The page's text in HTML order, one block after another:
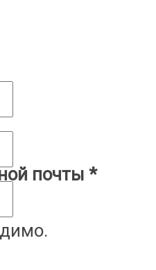
почты *